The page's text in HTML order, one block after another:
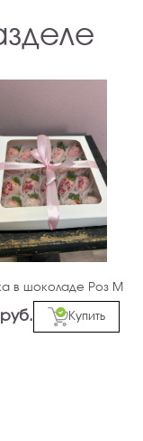
в шоколаде Роз М
Купить